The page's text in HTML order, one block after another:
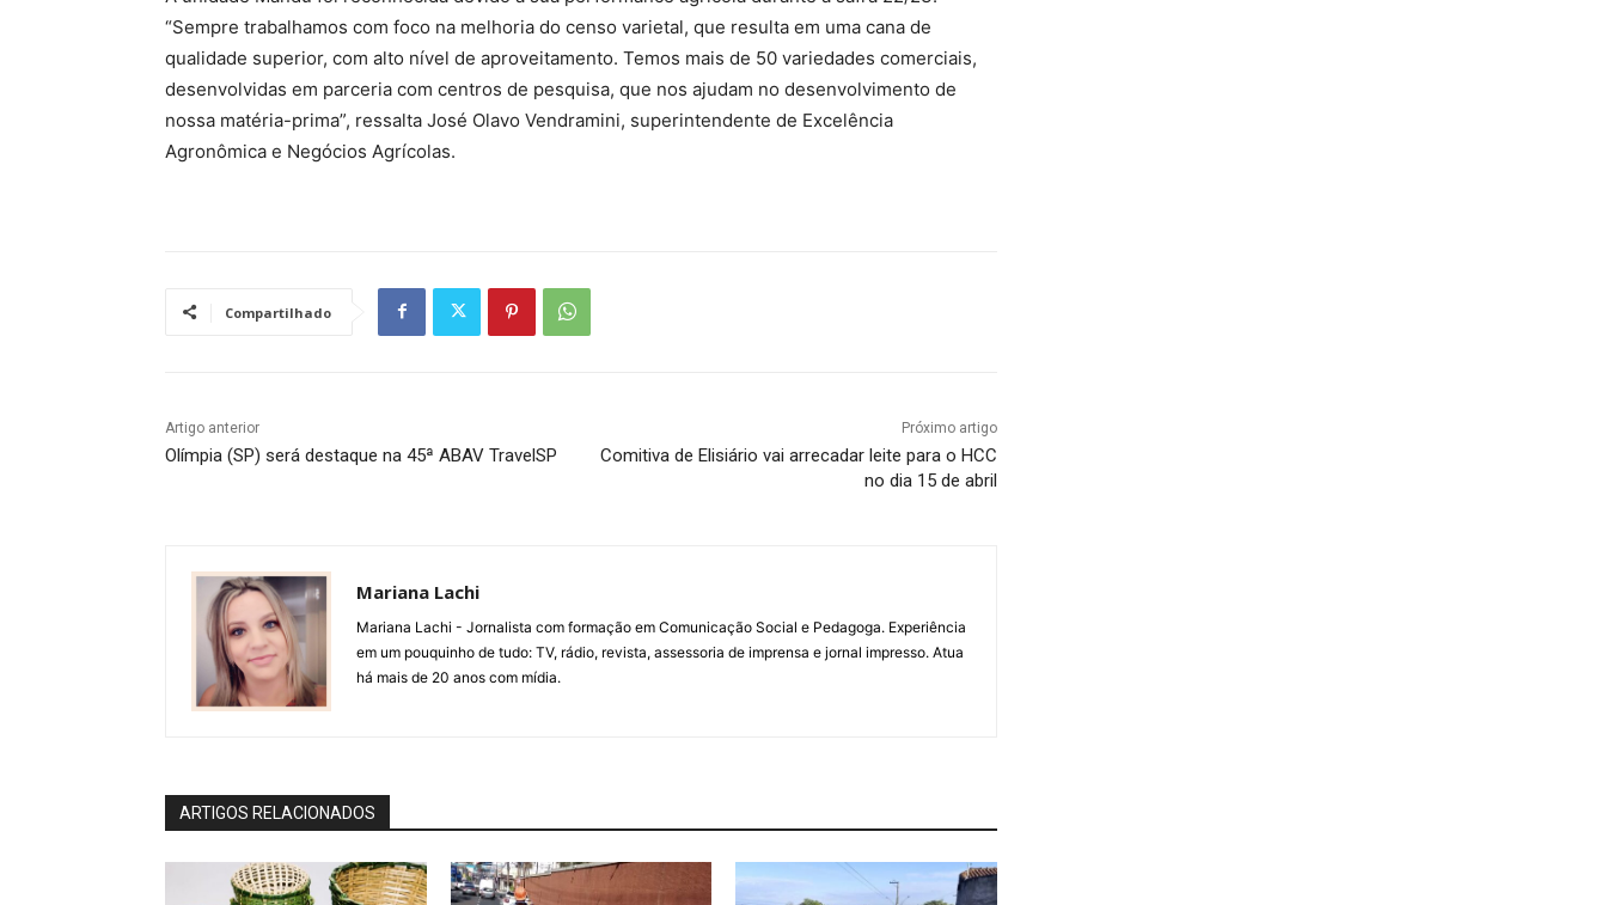
“Sempre trabalhamos com foco na melhoria do censo varietal, que resulta em uma cana de
qualidade superior, com alto nível de aproveitamento. Temos mais de 50 variedades comerciais,
desenvolvidas em parceria com centros de pesquisa, que nos ajudam no desenvolvimento de
nossa matéria-prima”, ressalta José Olavo Vendramini, superintendente de Excelência
Agronômica e Negócios Agrícolas.
Compartilhado
Artigo anterior
Olímpia (SP) será destaque na 45ª ABAV TravelSP
Próximo artigo
Comitiva de Elisiário vai arrecadar leite para o HCC
no dia 15 de abril
Mariana Lachi
Mariana Lachi - Jornalista com formação em Comunicação Social e Pedagoga. Experiência
em um pouquinho de tudo: TV, rádio, revista, assessoria de imprensa e jornal impresso. Atua
há mais de 20 anos com mídia.
ARTIGOS RELACIONADOS